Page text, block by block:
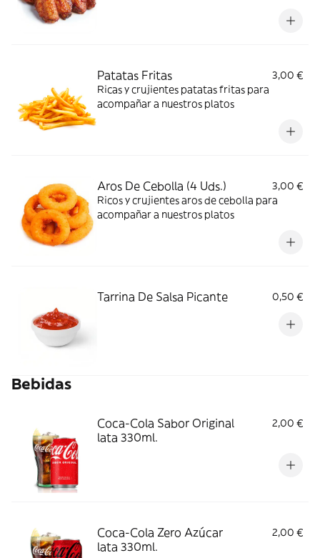
Patatas Fritas
3,00 €
Ricas y crujientes patatas fritas para
acompañar a nuestros platos
Aros De Cebolla (4 Uds.)
3,00 €
Ricos y crujientes aros de cebolla para
acompañar a nuestros platos
Tarrina De Salsa Picante 0,50 €
Bebidas
Coca-Cola Sabor Original
lata 330ml.
2,00 €
Coca-Cola Zero Azúcar
lata 330ml.
2,00 €